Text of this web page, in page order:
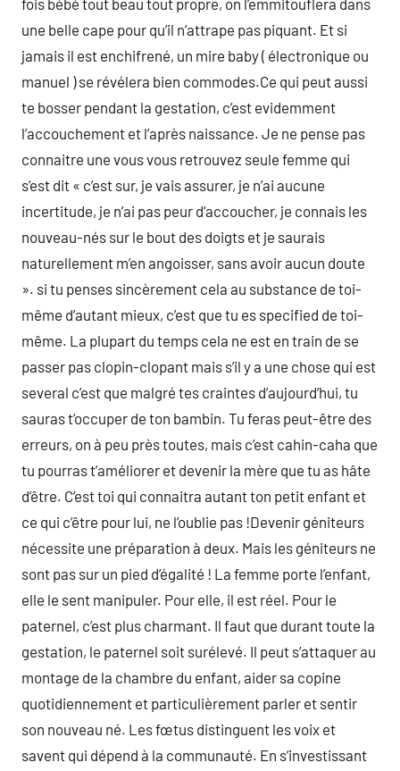
fois bébé tout beau tout propre, on l’emmitouflera dans
une belle cape pour qu’il n’attrape pas piquant. Et si
jamais il est enchifrené, un mire baby ( électronique ou
manuel ) se révélera bien commodes.Ce qui peut aussi
te bosser pendant la gestation, c’est evidemment
l’accouchement et l’après naissance. Je ne pense pas
connaitre une vous vous retrouvez seule femme qui
s’est dit « c’est sur, je vais assurer, je n’ai aucune
incertitude, je n’ai pas peur d’accoucher, je connais les
nouveau-nés sur le bout des doigts et je saurais
naturellement m’en angoisser, sans avoir aucun doute
». si tu penses sincèrement cela au substance de toi-
même d’autant mieux, c’est que tu es specified de toi-
même. La plupart du temps cela ne est en train de se
passer pas clopin-clopant mais s’il y a une chose qui est
several c’est que malgré tes craintes d’aujourd’hui, tu
sauras t’occuper de ton bambin. Tu feras peut-être des
erreurs, on à peu près toutes, mais c’est cahin-caha que
tu pourras t’améliorer et devenir la mère que tu as hâte
d’être. C’est toi qui connaitra autant ton petit enfant et
ce qui c’être pour lui, ne l’oublie pas !Devenir géniteurs
nécessite une préparation à deux. Mais les géniteurs ne
sont pas sur un pied d’égalité ! La femme porte l’enfant,
elle le sent manipuler. Pour elle, il est réel. Pour le
paternel, c’est plus charmant. Il faut que durant toute la
gestation, le paternel soit surélevé. Il peut s’attaquer au
montage de la chambre du enfant, aider sa copine
quotidiennement et particulièrement parler et sentir
son nouveau né. Les fœtus distinguent les voix et
savent qui dépend à la communauté. En s’investissant